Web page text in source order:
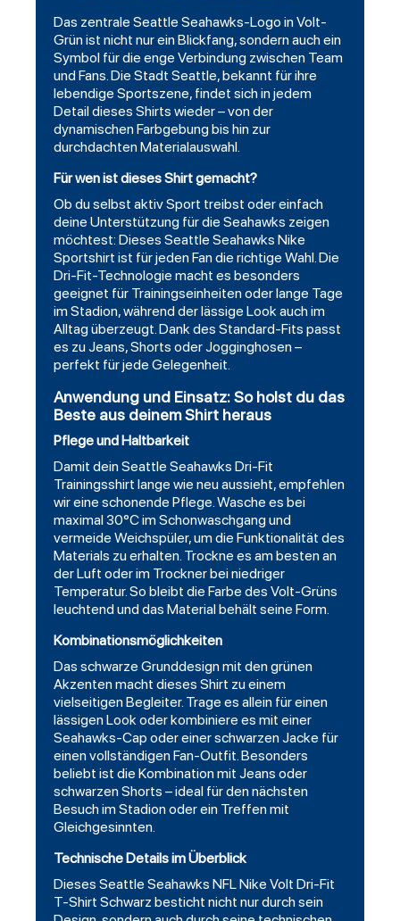
Das zentrale Seattle Seahawks-Logo in Volt-
Grün ist nicht nur ein Blickfang, sondern auch ein
Symbol für die enge Verbindung zwischen Team
und Fans. Die Stadt Seattle, bekannt für ihre
lebendige Sportszene, findet sich in jedem
Detail dieses Shirts wieder – von der
dynamischen Farbgebung bis hin zur
durchdachten Materialauswahl.
Für wen ist dieses Shirt gemacht?
Ob du selbst aktiv Sport treibst oder einfach
deine Unterstützung für die Seahawks zeigen
möchtest: Dieses Seattle Seahawks Nike
Sportshirt ist für jeden Fan die richtige Wahl. Die
Dri-Fit-Technologie macht es besonders
geeignet für Trainingseinheiten oder lange Tage
im Stadion, während der lässige Look auch im
Alltag überzeugt. Dank des Standard-Fits passt
es zu Jeans, Shorts oder Jogginghosen –
perfekt für jede Gelegenheit.
Anwendung und Einsatz: So holst du das
Beste aus deinem Shirt heraus
Pflege und Haltbarkeit
Damit dein Seattle Seahawks Dri-Fit
Trainingsshirt lange wie neu aussieht, empfehlen
wir eine schonende Pflege. Wasche es bei
maximal 30°C im Schonwaschgang und
vermeide Weichspüler, um die Funktionalität des
Materials zu erhalten. Trockne es am besten an
der Luft oder im Trockner bei niedriger
Temperatur. So bleibt die Farbe des Volt-Grüns
leuchtend und das Material behält seine Form.
Kombinationsmöglichkeiten
Das schwarze Grunddesign mit den grünen
Akzenten macht dieses Shirt zu einem
vielseitigen Begleiter. Trage es allein für einen
lässigen Look oder kombiniere es mit einer
Seahawks-Cap oder einer schwarzen Jacke für
einen vollständigen Fan-Outfit. Besonders
beliebt ist die Kombination mit Jeans oder
schwarzen Shorts – ideal für den nächsten
Besuch im Stadion oder ein Treffen mit
Gleichgesinnten.
Technische Details im Überblick
Dieses Seattle Seahawks NFL Nike Volt Dri-Fit
T-Shirt Schwarz besticht nicht nur durch sein